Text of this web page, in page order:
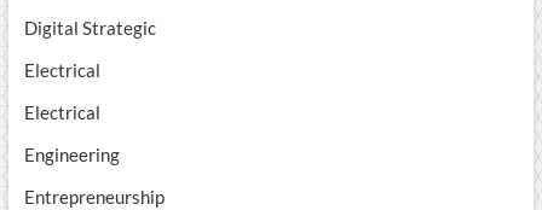
Digital Strategic
Electrical
Electrical
Engineering
Entrepreneurship